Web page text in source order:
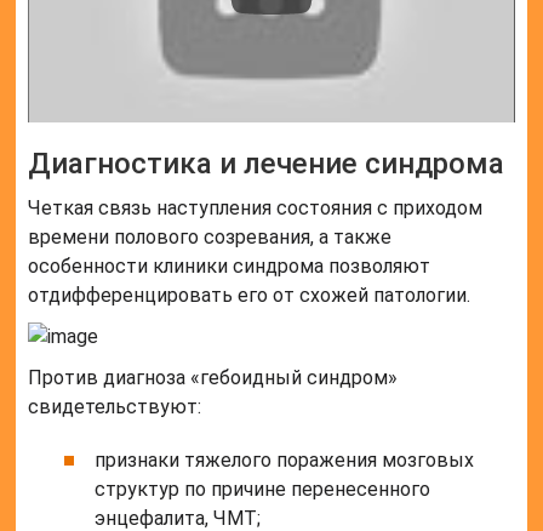
Диагностика и лечение синдрома
Четкая связь наступления состояния с приходом
времени полового созревания, а также
особенности клиники синдрома позволяют
отдифференцировать его от схожей патологии.
Против диагноза «гебоидный синдром»
свидетельствуют:
признаки тяжелого поражения мозговых
структур по причине перенесенного
энцефалита, ЧМТ;